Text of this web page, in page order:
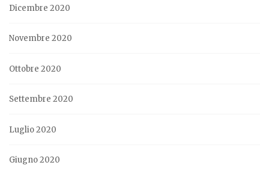
Dicembre 2020
Novembre 2020
Ottobre 2020
Settembre 2020
Luglio 2020
Giugno 2020